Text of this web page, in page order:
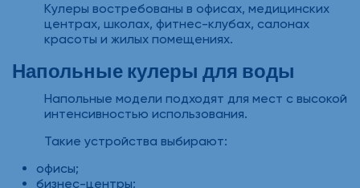
Кулеры востребованы в офисах, медицинских
центрах, школах, фитнес-клубах, салонах
красоты и жилых помещениях.
Напольные кулеры для воды
Напольные модели подходят для мест с высокой
интенсивностью использования.
Такие устройства выбирают:
офисы;
бизнес-центры;